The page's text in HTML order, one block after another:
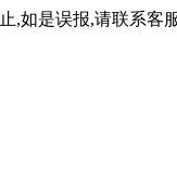
,如是误报,请联系客